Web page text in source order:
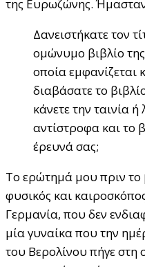
της Ευρωζώνης. Ήμασταν
Δανειστήκατε τον
ομώνυμο βιβλίο
οποία εμφανίζεται
διαβάσατε το
κάνετε την ταινία ή
αντίστροφα και το
έρευνά σας;
Το ερώτημά μου πριν το
φυσικός και
Γερμανία, που δεν
μία γυναίκα που την
του Βερολίνου πήγε στη